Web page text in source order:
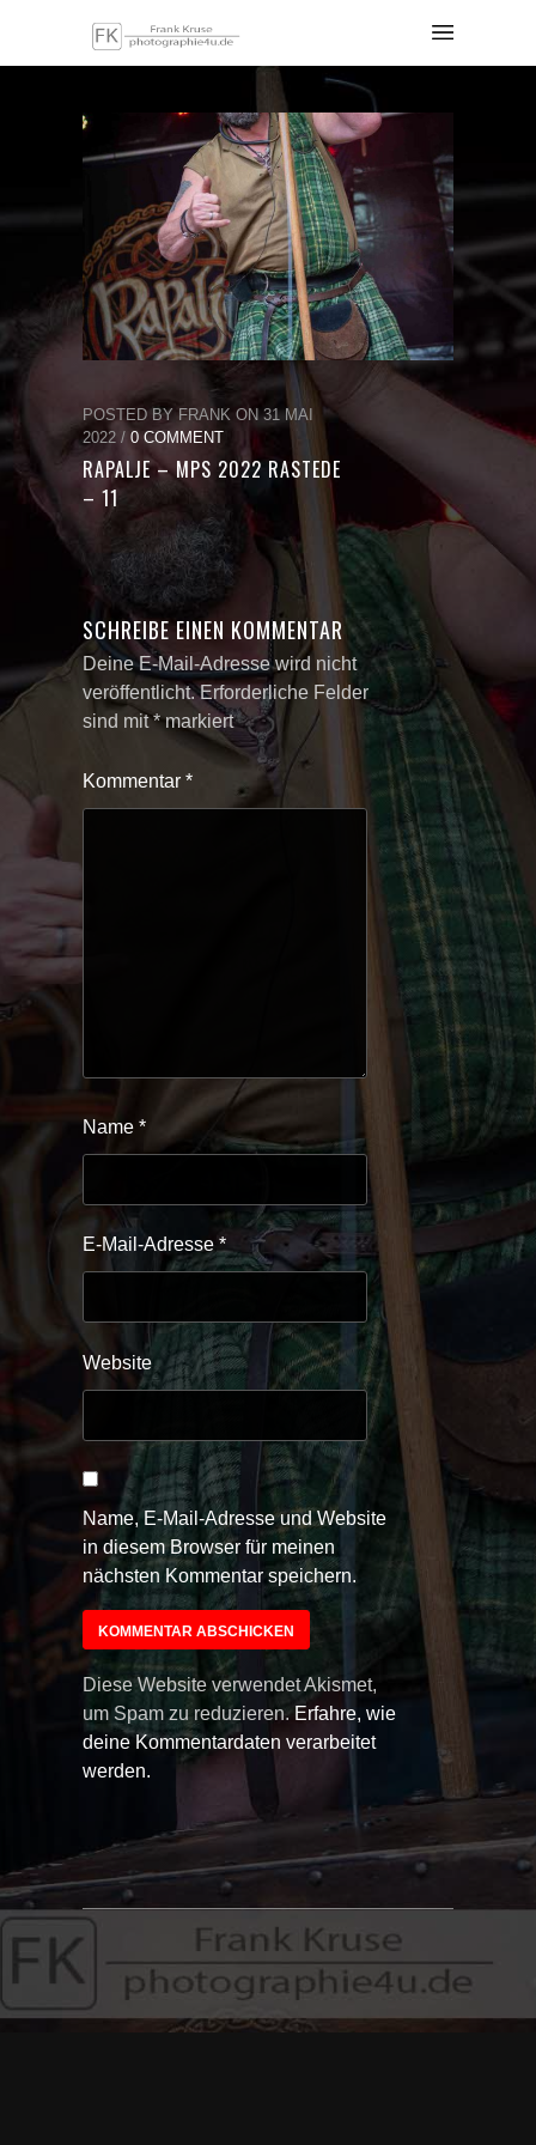
POSTED BY FRANK ON 31 MAI
2022 / 0 COMMENT
RAPALJE – MPS 2022 RASTEDE
– 11
SCHREIBE EINEN KOMMENTAR
Deine E-Mail-Adresse wird nicht
veröffentlicht. Erforderliche Felder
sind mit*markiert
Kommentar *
Name *
E-Mail-Adresse *
Website
Name, E-Mail-Adresse und Website
in diesem Browser für meinen
nächsten Kommentar speichern.
Diese Website verwendet Akismet,
um Spam zu reduzieren. Erfahre, wie
deine Kommentardaten verarbeitet
werden.